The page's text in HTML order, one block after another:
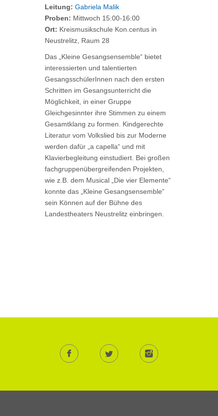
Leitung: Gabriela Malik
Proben: Mittwoch 15:00-16:00
Ort: Kreismusikschule Kon.centus in
Neustrelitz, Raum 28
Das „Kleine Gesangsensemble“ bietet
interessierten und talentierten
GesangsschülerInnen nach den ersten
Schritten im Gesangsunterricht die
Möglichkeit, in einer Gruppe
Gleichgesinnter ihre Stimmen zu einem
Gesamtklang zu formen. Kindgerechte
Literatur vom Volkslied bis zur Moderne
werden dafür „a capella“ und mit
Klavierbegleitung einstudiert. Bei großen
fachgruppenübergreifenden Projekten,
wie z.B. dem Musical „Die vier Elemente“
konnte das „Kleine Gesangsensemble“
sein Können auf der Bühne des
Landestheaters Neustrelitz einbringen.